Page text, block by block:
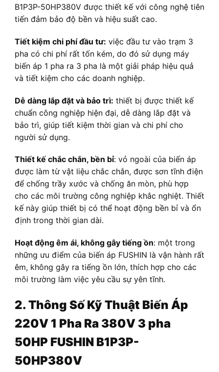
B1P3P-50HP380V được thiết kế với công nghệ tiên
tiến đảm bảo độ bền và hiệu suất cao.
Tiết kiệm chi phí đầu tư: việc đầu tư vào trạm 3
pha có chi phí rất tốn kém, do đó sử dụng máy
biến áp 1 pha ra 3 pha là một giải pháp hiệu quả
và tiết kiệm cho các doanh nghiệp.
Dễ dàng lắp đặt và bảo trì: thiết bị được thiết kế
chuẩn công nghiệp hiện đại, dễ dàng lắp đặt và
bảo trì, giúp tiết kiệm thời gian và chi phí cho
người sử dụng.
Thiết kế chắc chắn, bền bỉ: vỏ ngoài của biến áp
được làm từ vật liệu chắc chắn, được sơn tĩnh điện
để chống trầy xước và chống ăn mòn, phù hợp
cho các môi trường công nghiệp khắc nghiệt. Thiết
kế này giúp thiết bị có thể hoạt động bền bỉ và ổn
định trong thời gian dài.
Hoạt động êm ái, không gây tiếng ồn: một trong
những ưu điểm của biến áp FUSHIN là vận hành rất
êm, không gây ra tiếng ồn lớn, thích hợp cho các
môi trường làm việc yêu cầu sự yên tĩnh.
2. Thông Số Kỹ Thuật Biến Áp
220V 1 Pha Ra 380V 3 pha
50HP FUSHIN B1P3P-
50HP380V